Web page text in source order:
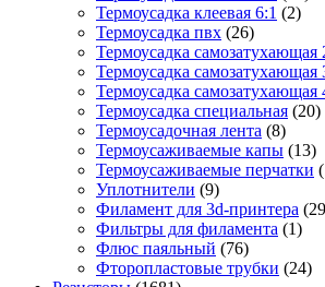
Термоусадка клеевая 6:1 (2)
Термоусадка пвх (26)
Термоусадка самозатухающая
Термоусадка самозатухающая
Термоусадка самозатухающая
Термоусадка специальная (20)
Термоусадочная лента (8)
Термоусаживаемые капы (13)
Термоусаживаемые перчатки
Уплотнители (9)
Филамент для 3d-принтера
Фильтры для филамента (1)
Флюс паяльный (76)
Фторопластовые трубки (24)